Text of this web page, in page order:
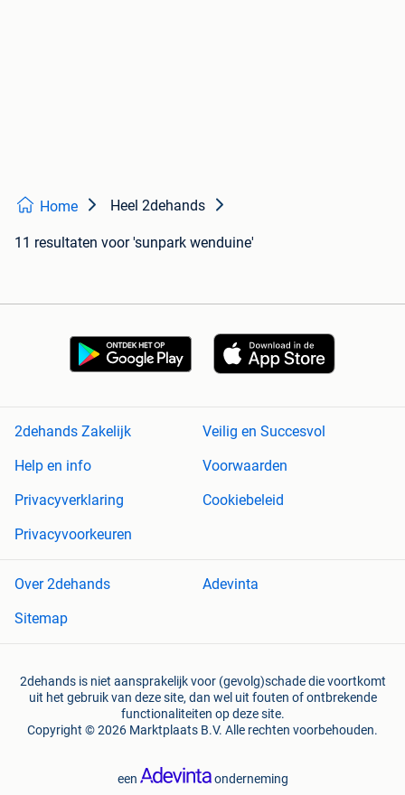
Home Heel 2dehands
11 resultaten voor 'sunpark wenduine'
2dehands Zakelijk
Veilig en Succesvol
Help en info
Voorwaarden
Privacyverklaring
Cookiebeleid
Privacyvoorkeuren
Over 2dehands
Adevinta
Sitemap
2dehands is niet aansprakelijk voor (gevolg)schade die voortkomt
uit het gebruik van deze site, dan wel uit fouten of ontbrekende
functionaliteiten op deze site.
Copyright © 2026 Marktplaats B.V. Alle rechten voorbehouden.
een onderneming